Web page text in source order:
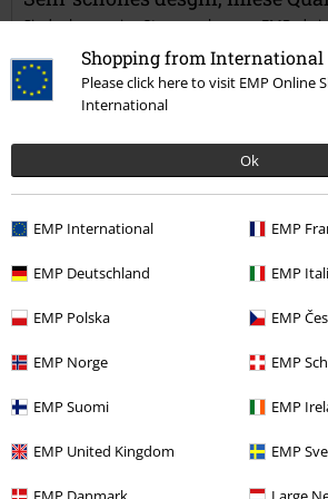
Shopping from International
Please click here to visit EMP Online
International
Ok
EMP International EMP
EMP Deutschland EMP
EMP Polska EMP
EMP Norge EMP
EMP Suomi EMP
EMP United Kingdom EMP
Sind schon meine 3ten sneaker von EMP, da
am besten finde. Leider Fallen die nach paar
auseinander. Halten Maximal ein halbes jahr.
Design
Passform
Kommentieren